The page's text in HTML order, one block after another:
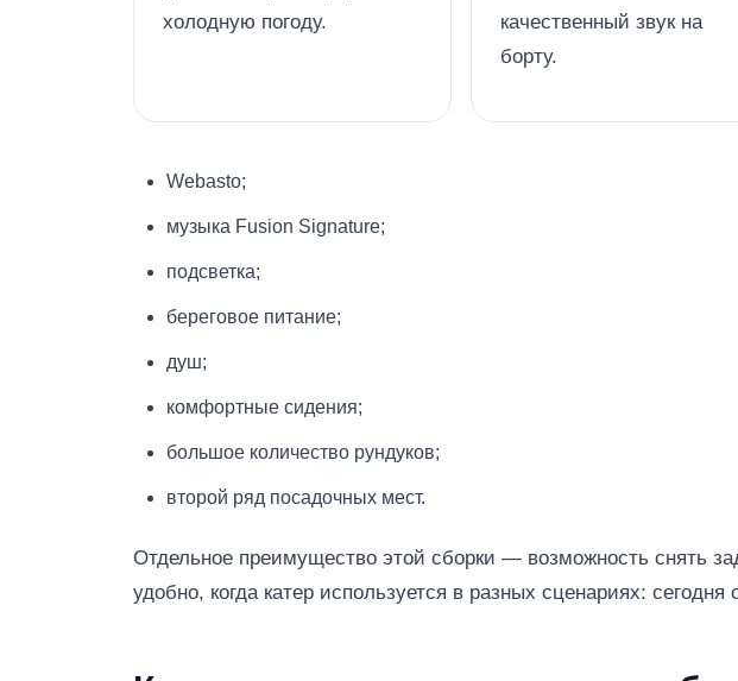
холодную погоду.
качественный звук на
борту.
Webasto;
музыка Fusion Signature;
подсветка;
береговое питание;
душ;
комфортные сидения;
большое количество рундуков;
второй ряд посадочных мест.
Отдельное преимущество этой сборки — возможность снять
удобно, когда катер используется в разных сценариях: